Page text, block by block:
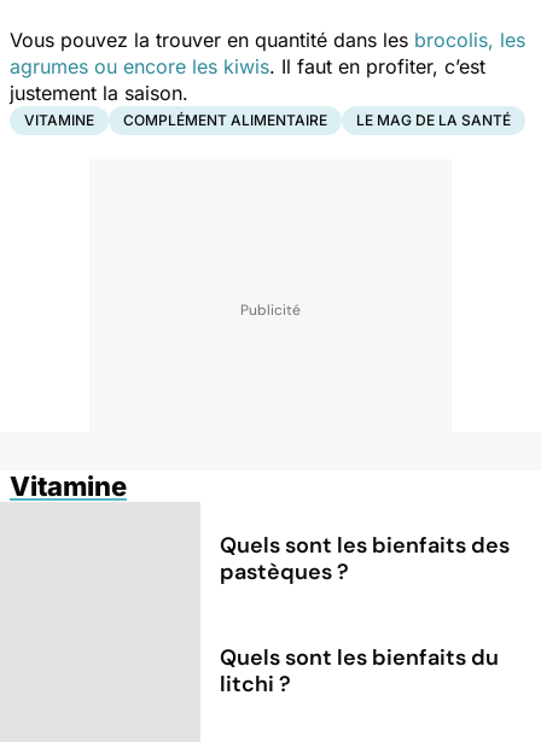
Vous pouvez la trouver en quantité dans les brocolis, les
agrumes ou encore les kiwis. Il faut en profiter, c’est
justement la saison.
VITAMINE COMPLÉMENT ALIMENTAIRE LE MAG DE LA SANTÉ
Vitamine
Quels sont les bienfaits des
pastèques ?
Quels sont les bienfaits du
litchi ?